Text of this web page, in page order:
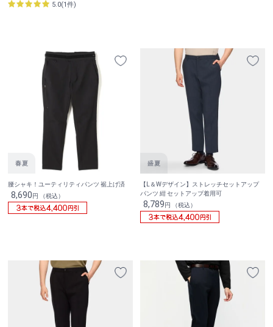
5.0(1件)
腰シャキ！ユーティリティパンツ 裾上げ済
8,690円 （税込）
【L＆Wデザイン】ストレッチセットアップ
パンツ 紺 セットアップ着用可
8,789円 （税込）